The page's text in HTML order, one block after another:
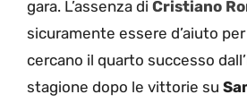
gara. L’assenza di Cristiano
sicuramente essere d’aiuto
cercano il quarto successo
stagione dopo le vittorie su